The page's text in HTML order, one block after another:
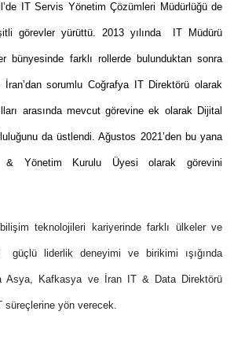
IT Servis Yönetim Çözümleri Müdürlüğü de
görevler yürüttü. 2013 yılında IT Müdürü
bünyesinde farklı rollerde bulunduktan sonra
sorumlu Coğrafya IT Direktörü olarak
arasında mevcut görevine ek olarak Dijital
da üstlendi. Ağustos 2021’den bu yana
& Yönetim Kurulu Üyesi olarak görevini
teknolojileri kariyerinde farklı ülkeler ve
güçlü liderlik deneyimi ve birikimi ışığında
Asya, Kafkasya ve İran IT & Data Direktörü
süreçlerine yön verecek.